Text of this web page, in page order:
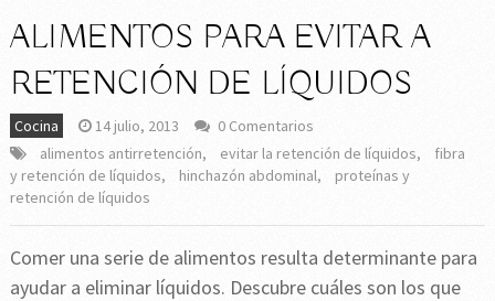
ALIMENTOS PARA EVITAR A
RETENCIÓN DE LÍQUIDOS
Cocina 14 julio, 2013
0 Comentarios
alimentos antirretención, evitar la retención de líquidos,
fibra
y retención de líquidos, hinchazón abdominal,
proteínas y
retención de líquidos
Comer una serie de alimentos resulta determinante para
ayudar a eliminar líquidos. Descubre cuáles son los que